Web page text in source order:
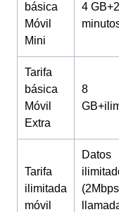
básica
Móvil
Mini
4
Tarifa
básica
Móvil
Extra
8
Tarifa
ilimitada
móvil
Datos